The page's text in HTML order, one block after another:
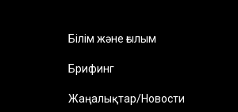
Білім және ғылым
Брифинг
Жаңалықтар/Новости